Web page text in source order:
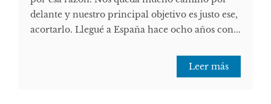
delante y nuestro principal objetivo es justo ese,
acortarlo. Llegué a España hace ocho años con...
Leer más